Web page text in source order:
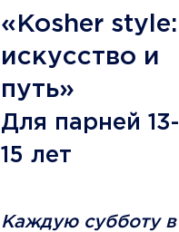
«Kosher style:
искусство и
путь»
Для парней 13-
15 лет
Каждую субботу в